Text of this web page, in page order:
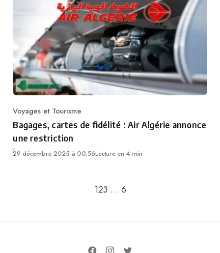
Category
Voyages et Tourisme
Bagages, cartes de fidélité : Air Algérie annonce
une restriction
29 décembre 2025 à 00:56Lecture en 4 min
123 … 6Go to the next page